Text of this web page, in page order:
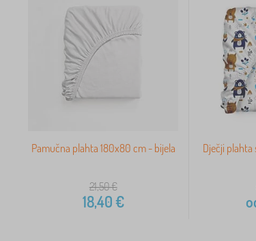
Pamučna plahta 180x80 cm - bijela
21,50€
18,40€
Dječji